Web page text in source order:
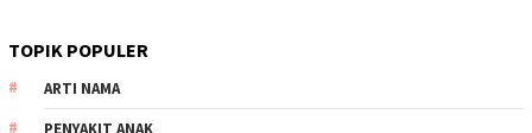
TOPIK POPULER
ARTI NAMA
PENYAKIT ANAK